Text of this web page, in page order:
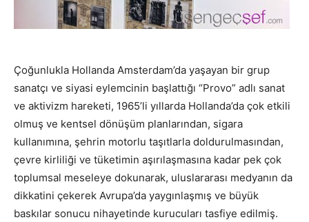
Çoğunlukla Hollanda Amsterdam’da yaşayan bir grup
sanatçı ve siyasi eylemcinin başlattığı “Provo” adlı sanat
ve aktivizm hareketi, 1965’li yıllarda Hollanda’da çok etkili
olmuş ve kentsel dönüşüm planlarından, sigara
kullanımına, şehrin motorlu taşıtlarla doldurulmasından,
çevre kirliliği ve tüketimin aşırılaşmasına kadar pek çok
toplumsal meseleye dokunarak, uluslararası medyanın da
dikkatini çekerek Avrupa’da yaygınlaşmış ve büyük
baskılar sonucu nihayetinde kurucuları tasfiye edilmiş.